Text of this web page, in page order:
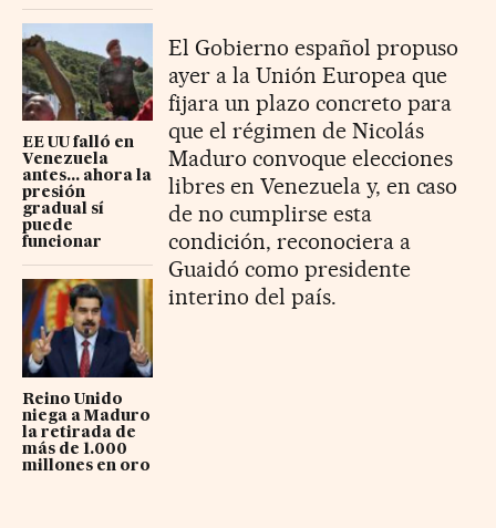
EE UU falló en
Venezuela
antes... ahora la
presión
gradual sí
puede
funcionar
Reino Unido
niega a Maduro
la retirada de
más de 1.000
millones en oro
El Gobierno español propuso
ayer a la Unión Europea que
fijara un plazo concreto para
que el régimen de Nicolás
Maduro convoque elecciones
libres en Venezuela y, en caso
de no cumplirse esta
condición, reconociera a
Guaidó como presidente
interino del país.